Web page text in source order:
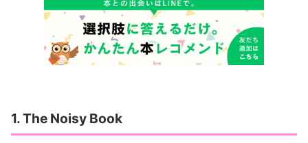
1. The Noisy Book